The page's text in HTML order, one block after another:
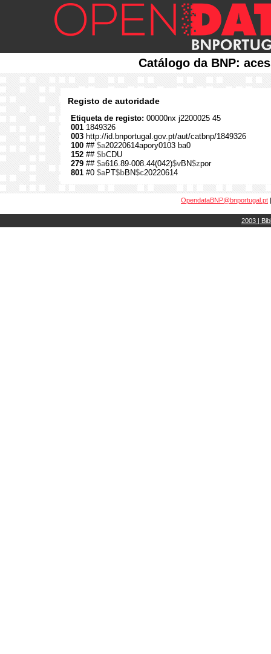
Catálogo da BNP:
Registo de autoridade
Etiqueta de registo: 00000nx j2200025 45
001 1849326
003 http://id.bnportugal.gov.pt/aut/catbnp/1849326
100 ## $a20220614apory0103 ba0
152 ## $bCDU
279 ## $a616.89-008.44(042)$vBN$zpor
801 #0 $aPT$bBN$c20220614
OpendataBNP@bnportugal.pt
2003 |